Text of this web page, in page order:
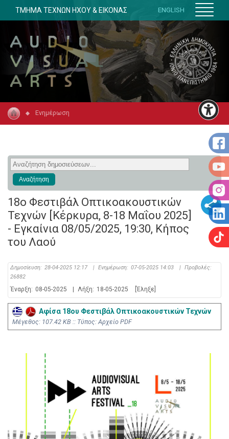
ΤΜΗΜΑ ΤΕΧΝΩΝ ΗΧΟΥ & ΕΙΚΟΝΑΣ ENGLISH
Ενημέρωση
18ο Φεστιβάλ Οπτικοακουστικών
Τεχνών [Κέρκυρα, 8-18 Μαΐου 2025]
- Εγκαίνια 08/05/2025, 19:30, Κήπος
του Λαού
Δημοσίευση: 28-04-2025 12:17 | Ενημέρωση: 07-05-2025 14:03 | Προβολές:
26882
Έναρξη: 08-05-2025 Λήξη: 18-05-2025 [Έληξε]
Αφίσα 18ου Φεστιβάλ Οπτικοακουστικών Τεχνών
Mέγεθος: 107.42 KB :: Τύπος: Αρχείο PDF